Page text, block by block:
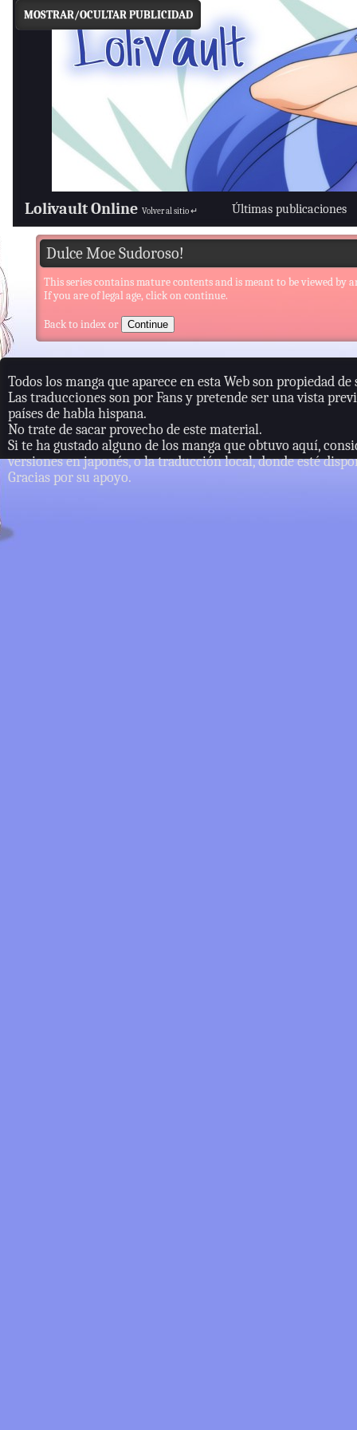
Últimas publicaciones
Lolivault Online Volver al sitio ↵
Dulce Moe Sudoroso!
This series contains mature contents and is meant to be viewed by
If you are of legal age, click on continue.
Back to indexor
MOSTRAR/OCULTAR PUBLICIDAD
Todos los manga que aparece en esta Web son propiedad de
Las traducciones son por Fans y pretende ser una vista
países de habla hispana.
No trate de sacar provecho de este material.
Si te ha gustado alguno de los manga que obtuvo aquí,
versiones en japonés, o la traducción local, donde esté
Gracias por su apoyo.